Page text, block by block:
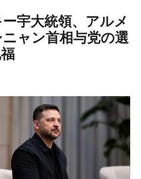
宇大統領、アルメ
ャン首相与党の選